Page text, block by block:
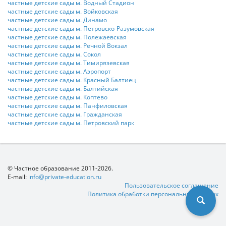
частные детские сады м. Водный Стадион
частные детские сады м. Войковская
частные детские сады м. Динамо
частные детские сады м. Петровско-Разумовская
частные детские сады м. Полежаевская
частные детские сады м. Речной Вокзал
частные детские сады м. Сокол
частные детские сады м. Тимирязевская
частные детские сады м. Аэропорт
частные детские сады м. Красный Балтиец
частные детские сады м. Балтийская
частные детские сады м. Коптево
частные детские сады м. Панфиловская
частные детские сады м. Гражданская
частные детские сады м. Петровский парк
© Частное образование 2011-2026.
E-mail: info@private-education.ru
Пользовательское соглашение
Политика обработки персональных данных